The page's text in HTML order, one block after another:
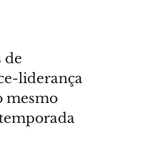
de
liderança
mesmo